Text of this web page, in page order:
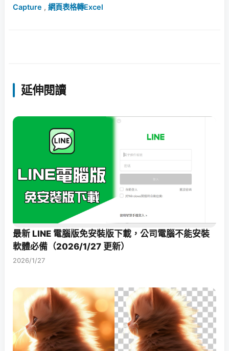
Capture , 網頁表格轉Excel
延伸閱讀
最新 LINE 電腦版免安裝版下載，公司電腦不能安裝
軟體必備（2026/1/27 更新）
2026/1/27